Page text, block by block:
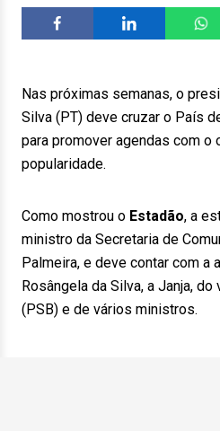
Nas próximas semanas, o
Silva (PT) deve cruzar o País
para promover agendas com o
popularidade.
Como mostrou o Estadão, a
ministro da Secretaria de
Palmeira, e deve contar com a
Rosângela da Silva, a Janja,
(PSB) e de vários ministros.